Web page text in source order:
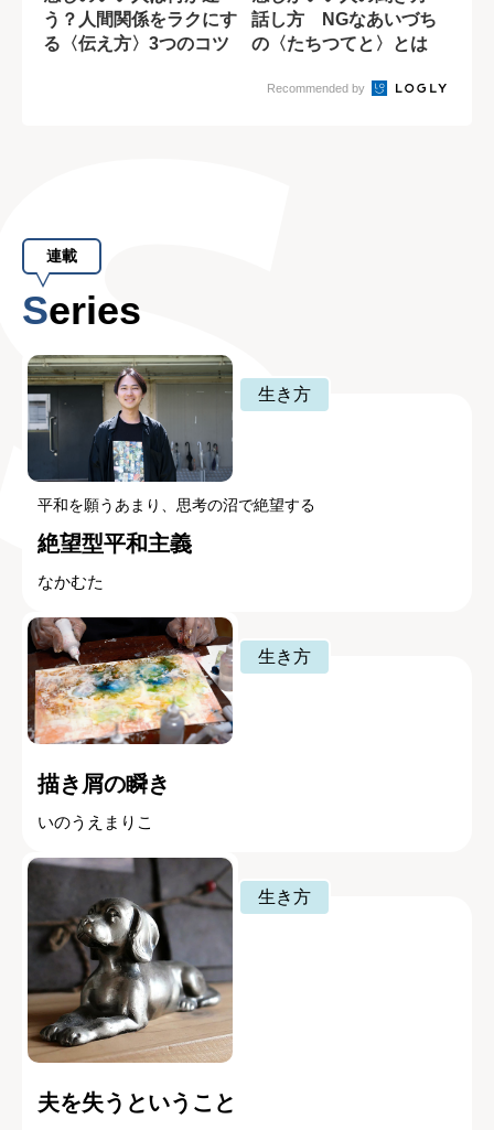
う？人間関係をラクにす
る〈伝え方〉3つのコツ
話し方 NGなあいづち
の〈たちつてと〉とは
Recommended by
連載
Series
生き方
平和を願うあまり、思考の沼で絶望する
絶望型平和主義
なかむた
生き方
描き屑の瞬き
いのうえまりこ
生き方
夫を失うということ